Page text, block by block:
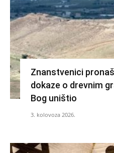
Znanstvenici
dokaze o drevnim
Bog uništio
3. kolovoza 2026.